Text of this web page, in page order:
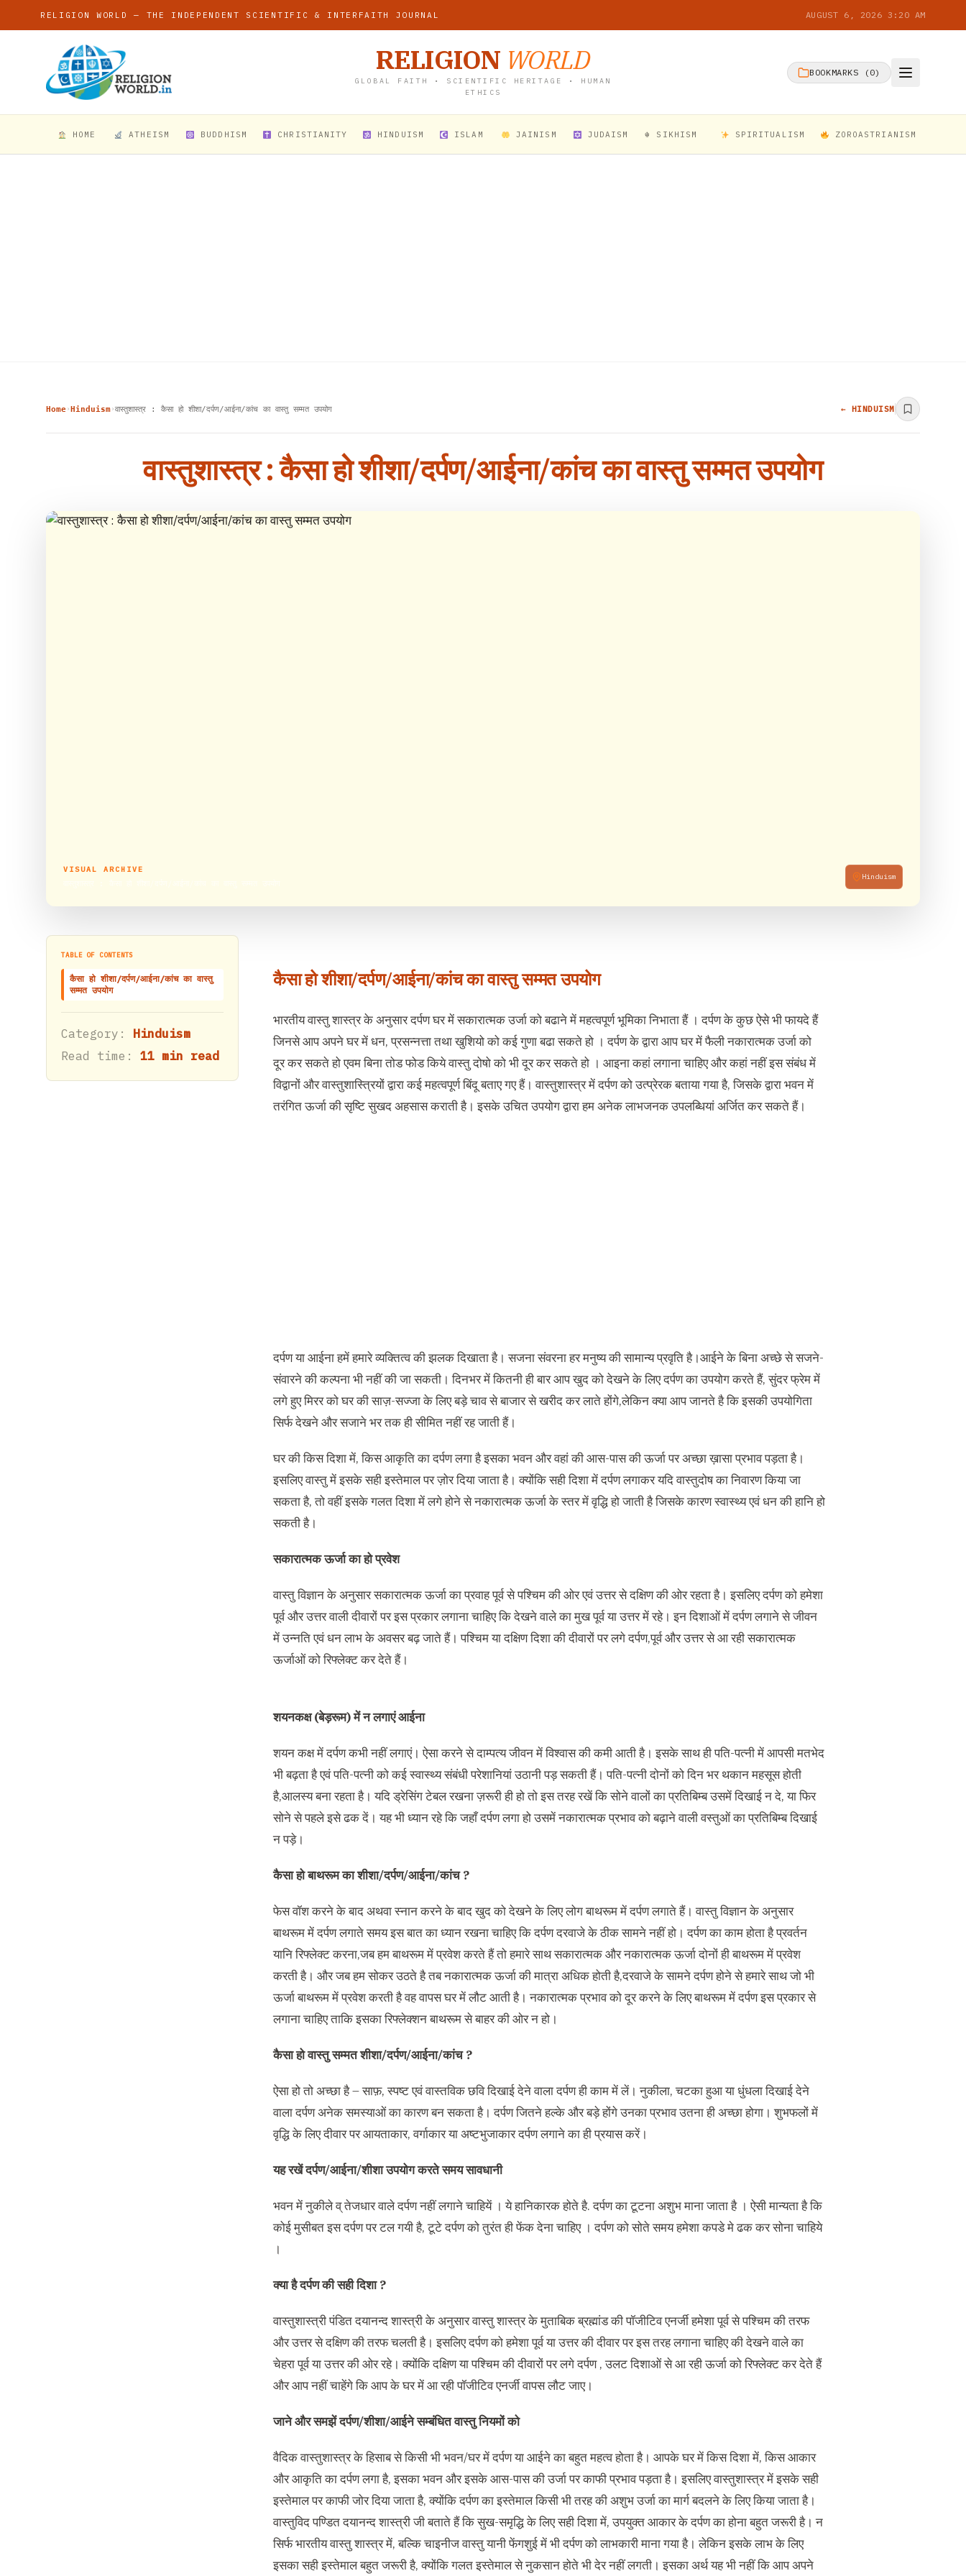
RELIGION WORLD — THE INDEPENDENT SCIENTIFIC & INTERFAITH JOURNAL AUGUST 6, 2026 3:20 AM
RELIGION WORLD
GLOBAL FAITH • SCIENTIFIC HERITAGE • HUMAN
ETHICS
BOOKMARKS ( 0)
HOME ATHEISM BUDDHISM CHRISTIANITY HINDUISM ISLAM JAINISM JUDAISM ☬ SIKHISM SPIRITUALISM ZOROASTRIANISM
Home›Hinduism›वास्तुशास्त्र : कैसा हो शीशा/दर्पण/आईना/कांच का वास्तु सम्मत उपयोग ← HINDUISM
वास्तुशास्त्र : कैसा हो शीशा/दर्पण/आईना/कांच का वास्तु सम्मत उपयोग
VISUAL ARCHIVE
Hinduism
TABLE OF CONTENTS
कैसा हो शीशा/दर्पण/आईना/कांच का वास्तु
सम्मत उपयोग
Category: Hinduism
Read time: 11 min read
कैसा हो शीशा/दर्पण/आईना/कांच का वास्तु सम्मत उपयोग
भारतीय वास्तु शास्त्र के अनुसार दर्पण घर में सकारात्मक उर्जा को बढाने में महत्वपूर्ण भूमिका निभाता हैं । दर्पण के कुछ ऐसे भी फायदे हैं
जिनसे आप अपने घर में धन, प्रसन्नत्ता तथा खुशियो को कई गुणा बढा सकते हो । दर्पण के द्वारा आप घर में फैली नकारात्मक उर्जा को
दूर कर सकते हो एवम बिना तोड फोड किये वास्तु दोषो को भी दूर कर सकते हो । आइना कहां लगाना चाहिए और कहां नहीं इस संबंध में
विद्वानों और वास्तुशास्त्रियों द्वारा कई महत्वपूर्ण बिंदू बताए गए हैं। वास्तुशास्त्र में दर्पण को उत्प्रेरक बताया गया है, जिसके द्वारा भवन में
तरंगित ऊर्जा की सृष्टि सुखद अहसास कराती है। इसके उचित उपयोग द्वारा हम अनेक लाभजनक उपलब्धियां अर्जित कर सकते हैं।
दर्पण या आईना हमें हमारे व्यक्तित्व की झलक दिखाता है। सजना संवरना हर मनुष्य की सामान्य प्रवृति है।आईने के बिना अच्छे से सजने-
संवारने की कल्पना भी नहीं की जा सकती। दिनभर में कितनी ही बार आप खुद को देखने के लिए दर्पण का उपयोग करते हैं, सुंदर फ्रेम में
लगे हुए मिरर को घर की साज़-सज्जा के लिए बड़े चाव से बाजार से खरीद कर लाते होंगे,लेकिन क्या आप जानते है कि इसकी उपयोगिता
सिर्फ देखने और सजाने भर तक ही सीमित नहीं रह जाती हैं।
घर की किस दिशा में, किस आकृति का दर्पण लगा है इसका भवन और वहां की आस-पास की ऊर्जा पर अच्छा ख़ासा प्रभाव पड़ता है।
इसलिए वास्तु में इसके सही इस्तेमाल पर ज़ोर दिया जाता है। क्योंकि सही दिशा में दर्पण लगाकर यदि वास्तुदोष का निवारण किया जा
सकता है, तो वहीं इसके गलत दिशा में लगे होने से नकारात्मक ऊर्जा के स्तर में वृद्धि हो जाती है जिसके कारण स्वास्थ्य एवं धन की हानि हो
सकती है।
सकारात्मक ऊर्जा का हो प्रवेश
वास्तु विज्ञान के अनुसार सकारात्मक ऊर्जा का प्रवाह पूर्व से पश्चिम की ओर एवं उत्तर से दक्षिण की ओर रहता है। इसलिए दर्पण को हमेशा
पूर्व और उत्तर वाली दीवारों पर इस प्रकार लगाना चाहिए कि देखने वाले का मुख पूर्व या उत्तर में रहे। इन दिशाओं में दर्पण लगाने से जीवन
में उन्नति एवं धन लाभ के अवसर बढ़ जाते हैं। पश्चिम या दक्षिण दिशा की दीवारों पर लगे दर्पण,पूर्व और उत्तर से आ रही सकारात्मक
ऊर्जाओं को रिफ्लेक्ट कर देते हैं।
शयनकक्ष (बेड़रूम) में न लगाएं आईना
शयन कक्ष में दर्पण कभी नहीं लगाएं। ऐसा करने से दाम्पत्य जीवन में विश्वास की कमी आती है। इसके साथ ही पति-पत्नी में आपसी मतभेद
भी बढ़ता है एवं पति-पत्नी को कई स्वास्थ्य संबंधी परेशानियां उठानी पड़ सकती हैं। पति-पत्नी दोनों को दिन भर थकान महसूस होती
है,आलस्य बना रहता है। यदि ड्रेसिंग टेबल रखना ज़रूरी ही हो तो इस तरह रखें कि सोने वालों का प्रतिबिम्ब उसमें दिखाई न दे, या फिर
सोने से पहले इसे ढक दें। यह भी ध्यान रहे कि जहाँ दर्पण लगा हो उसमें नकारात्मक प्रभाव को बढ़ाने वाली वस्तुओं का प्रतिबिम्ब दिखाई
न पड़े।
कैसा हो बाथरूम का शीशा/दर्पण/आईना/कांच ?
फेस वॉश करने के बाद अथवा स्नान करने के बाद खुद को देखने के लिए लोग बाथरूम में दर्पण लगाते हैं। वास्तु विज्ञान के अनुसार
बाथरूम में दर्पण लगाते समय इस बात का ध्यान रखना चाहिए कि दर्पण दरवाजे के ठीक सामने नहीं हो। दर्पण का काम होता है प्रवर्तन
यानि रिफ्लेक्ट करना,जब हम बाथरूम में प्रवेश करते हैं तो हमारे साथ सकारात्मक और नकारात्मक ऊर्जा दोनों ही बाथरूम में प्रवेश
करती है। और जब हम सोकर उठते है तब नकारात्मक ऊर्जा की मात्रा अधिक होती है,दरवाजे के सामने दर्पण होने से हमारे साथ जो भी
ऊर्जा बाथरूम में प्रवेश करती है वह वापस घर में लौट आती है। नकारात्मक प्रभाव को दूर करने के लिए बाथरूम में दर्पण इस प्रकार से
लगाना चाहिए ताकि इसका रिफ्लेक्शन बाथरूम से बाहर की ओर न हो।
कैसा हो वास्तु सम्मत शीशा/दर्पण/आईना/कांच ?
ऐसा हो तो अच्छा है – साफ़, स्पष्ट एवं वास्तविक छवि दिखाई देने वाला दर्पण ही काम में लें। नुकीला, चटका हुआ या धुंधला दिखाई देने
वाला दर्पण अनेक समस्याओं का कारण बन सकता है। दर्पण जितने हल्के और बड़े होंगे उनका प्रभाव उतना ही अच्छा होगा। शुभफलों में
वृद्धि के लिए दीवार पर आयताकार, वर्गाकार या अष्टभुजाकार दर्पण लगाने का ही प्रयास करें।
यह रखें दर्पण/आईना/शीशा उपयोग करते समय सावधानी
भवन में नुकीले व् तेजधार वाले दर्पण नहीं लगाने चाहियें । ये हानिकारक होते है. दर्पण का टूटना अशुभ माना जाता है । ऐसी मान्यता है कि
कोई मुसीबत इस दर्पण पर टल गयी है, टूटे दर्पण को तुरंत ही फेंक देना चाहिए । दर्पण को सोते समय हमेशा कपडे मे ढक कर सोना चाहिये
।
क्या है दर्पण की सही दिशा ?
वास्तुशास्त्री पंडित दयानन्द शास्त्री के अनुसार वास्तु शास्त्र के मुताबिक ब्रह्मांड की पॉजीटिव एनर्जी हमेशा पूर्व से पश्चिम की तरफ
और उत्तर से दक्षिण की तरफ चलती है। इसलिए दर्पण को हमेशा पूर्व या उत्तर की दीवार पर इस तरह लगाना चाहिए की देखने वाले का
चेहरा पूर्व या उत्तर की ओर रहे। क्योंकि दक्षिण या पश्चिम की दीवारों पर लगे दर्पण , उलट दिशाओं से आ रही ऊर्जा को रिफ्लेक्ट कर देते हैं
और आप नहीं चाहेंगे कि आप के घर में आ रही पॉजीटिव एनर्जी वापस लौट जाए।
जाने और समझें दर्पण/शीशा/आईने सम्बंधित वास्तु नियमों को
वैदिक वास्तुशास्त्र के हिसाब से किसी भी भवन/घर में दर्पण या आईने का बहुत महत्व होता है। आपके घर में किस दिशा में, किस आकार
और आकृति का दर्पण लगा है, इसका भवन और इसके आस-पास की उर्जा पर काफी प्रभाव पड़ता है। इसलिए वास्तुशास्त्र में इसके सही
इस्तेमाल पर काफी जोर दिया जाता है, क्योंकि दर्पण का इस्तेमाल किसी भी तरह की अशुभ उर्जा का मार्ग बदलने के लिए किया जाता है।
वास्तुविद पण्डित दयानन्द शास्त्री जी बताते हैं कि सुख-समृद्धि के लिए सही दिशा में, उपयुक्त आकार के दर्पण का होना बहुत जरूरी है। न
सिर्फ भारतीय वास्तु शास्त्र में, बल्कि चाइनीज वास्तु यानी फेंगशुई में भी दर्पण को लाभकारी माना गया है। लेकिन इसके लाभ के लिए
इसका सही इस्तेमाल बहुत जरूरी है, क्योंकि गलत इस्तेमाल से नुकसान होते भी देर नहीं लगती। इसका अर्थ यह भी नहीं कि आप अपने